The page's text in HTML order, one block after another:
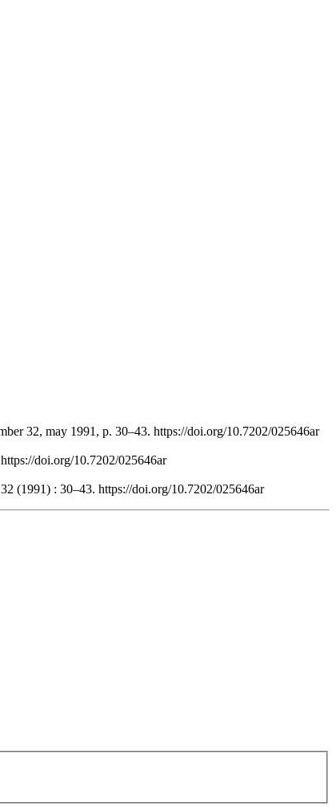
32, may 1991, p. 30–43. https://doi.org/10.7202/025646ar
doi.org/10.7202/025646ar
(1991) : 30–43. https://doi.org/10.7202/025646ar